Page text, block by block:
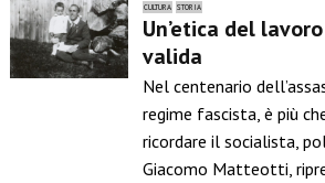
CULTURA STORIA
Un’etica del
valida
Nel centenario
regime fascista, è più
ricordare il socialista,
Giacomo Matteotti,